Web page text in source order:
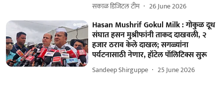
सकाळ डिजिटल टीम 26 June 2026
Hasan Mushrif Gokul Milk : गोकुळ दूध
संघात हसन मुश्रीफांनी ताकद दाखवली, २
हजार ठराव केले दाखल; सगळ्यांना
पर्यटनासाठी नेणार, हॉटेल पॉलिटिक्स सुरू
Sandeep Shirguppe 25 June 2026